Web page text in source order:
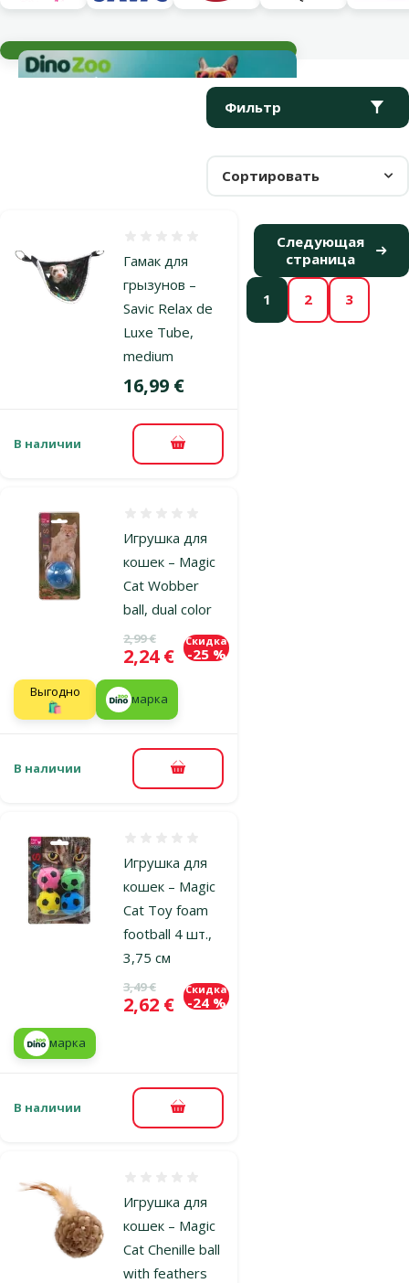
Параметрический фильтр
Фильтр
Выбранные фильтры
Сортировать
Продукты в категории Игрушки для хорьков
Гамак для
грызунов –
Savic Relax de
Luxe Tube,
medium
Цена
16,99 €
В наличии В корзину
Игрушка для
кошек – Magic
Cat Wobber
ball, dual color
Исходная цена
2,99 €
Цена
2,24 €
Скидка
-25 %
Выгодно
🛍️
марка
В наличии В корзину
Игрушка для
кошек – Magic
Cat Toy foam
football 4 шт.,
3,75 см
Исходная цена
3,49 €
Цена
2,62 €
Скидка
-24 %
марка
В наличии В корзину
Игрушка для
кошек – Magic
Cat Chenille ball
with feathers
1 2 3
Следующая
страница